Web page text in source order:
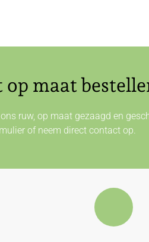
op maat
ruw, op maat gezaagd en
of neem direct contactop.